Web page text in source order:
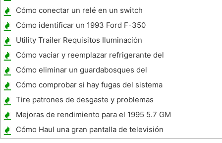
Cómo conectar un relé en un switch
Cómo identificar un 1993 Ford F-350
Transmisión
Utility Trailer Requisitos Iluminación
Cómo vaciar y reemplazar refrigerante del
motor
Cómo eliminar un guardabosques del
interruptor de encendido 1987
Cómo comprobar si hay fugas del sistema
de refrigeración en un Oldsmobile Alero
Tire patrones de desgaste y problemas
Mejoras de rendimiento para el 1995 5.7 GM
Cómo Haul una gran pantalla de televisión